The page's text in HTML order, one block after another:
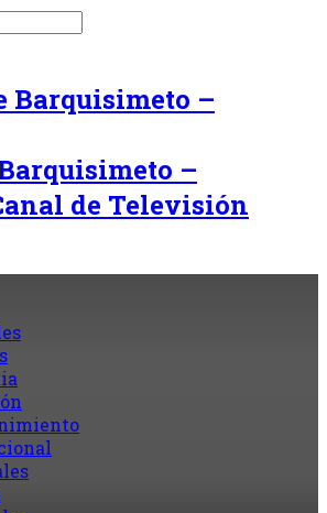
–
de Televisión